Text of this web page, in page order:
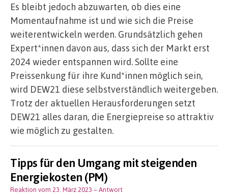
Es bleibt jedoch abzuwarten, ob dies eine
Momentaufnahme ist und wie sich die Preise
weiterentwickeln werden. Grundsätzlich gehen
Expert*innen davon aus, dass sich der Markt erst
2024 wieder entspannen wird. Sollte eine
Preissenkung für ihre Kund*innen möglich sein,
wird DEW21 diese selbstverständlich weitergeben.
Trotz der aktuellen Herausforderungen setzt
DEW21 alles daran, die Energiepreise so attraktiv
wie möglich zu gestalten.
Tipps für den Umgang mit steigenden
Energiekosten (PM)
Reaktion vom 23. März 2023 – Antwort